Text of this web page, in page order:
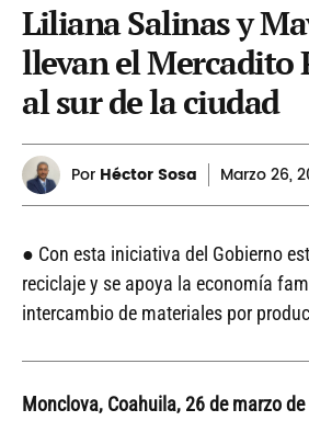
Liliana Salinas y
llevan el Mercadito
al sur de la ciudad
Por Héctor Sosa Marzo26,
● Con esta iniciativa del Gobierno
reciclaje y se apoya la economía
intercambio de materiales por
Monclova, Coahuila, 26 de marzo